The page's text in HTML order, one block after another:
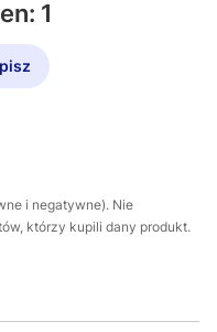
1
i negatywne). Nie
którzy kupili dany produkt.